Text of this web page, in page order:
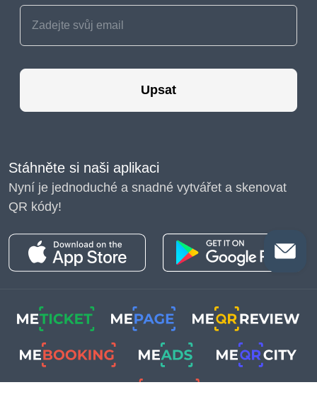
Upsat
Stáhněte si naši aplikaci
Nyní je jednoduché a snadné vytvářet a skenovat
QR kódy!